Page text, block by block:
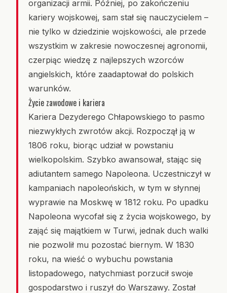
organizacji armii. Później, po zakończeniu
kariery wojskowej, sam stał się nauczycielem –
nie tylko w dziedzinie wojskowości, ale przede
wszystkim w zakresie nowoczesnej agronomii,
czerpiąc wiedzę z najlepszych wzorców
angielskich, które zaadaptował do polskich
warunków.
Życie zawodowe i kariera
Kariera Dezyderego Chłapowskiego to pasmo
niezwykłych zwrotów akcji. Rozpoczął ją w
1806 roku, biorąc udział w powstaniu
wielkopolskim. Szybko awansował, stając się
adiutantem samego Napoleona. Uczestniczył w
kampaniach napoleońskich, w tym w słynnej
wyprawie na Moskwę w 1812 roku. Po upadku
Napoleona wycofał się z życia wojskowego, by
zająć się majątkiem w Turwi, jednak duch walki
nie pozwolił mu pozostać biernym. W 1830
roku, na wieść o wybuchu powstania
listopadowego, natychmiast porzucił swoje
gospodarstwo i ruszył do Warszawy. Został